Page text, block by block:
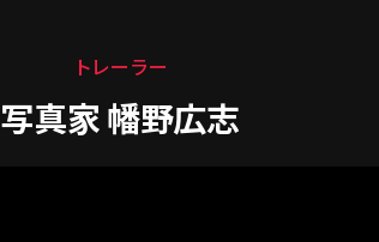
トレーラー
写真家 幡野広志